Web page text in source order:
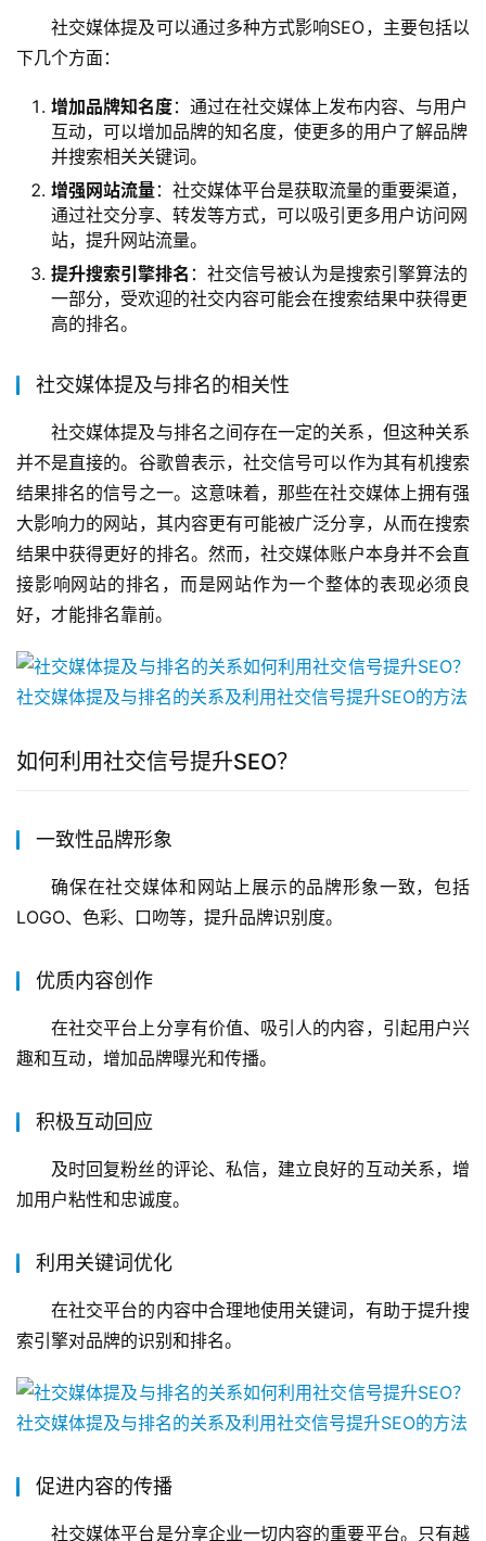
社交媒体提及可以通过多种方式影响SEO，主要包括以
下几个方面：
增加品牌知名度：通过在社交媒体上发布内容、与用户
互动，可以增加品牌的知名度，使更多的用户了解品牌
并搜索相关关键词。
增强网站流量：社交媒体平台是获取流量的重要渠道，
通过社交分享、转发等方式，可以吸引更多用户访问网
站，提升网站流量。
提升搜索引擎排名 ：社交信号被认为是搜索引擎算法的
一部分，受欢迎的社交内容可能会在搜索结果中获得更
高的排名。
社交媒体提及与排名的相关性
社交媒体提及与排名之间存在一定的关系，但这种关系
并不是直接的。谷歌曾表示，社交信号可以作为其有机搜索
结果排名的信号之一。这意味着，那些在社交媒体上拥有强
大影响力的网站，其内容更有可能被广泛分享，从而在搜索
结果中获得更好的排名。然而，社交媒体账户本身并不会直
接影响网站的排名，而是网站作为一个整体的表现必须良
好，才能排名靠前。
如何利用社交信号提升SEO？
一致性品牌形象
确保在社交媒体和网站上展示的品牌形象一致，包括
LOGO、色彩、口吻等，提升品牌识别度。
优质内容创作
在社交平台上分享有价值、吸引人的内容，引起用户兴
趣和互动，增加品牌曝光和传播。
积极互动回应
及时回复粉丝的评论、私信，建立良好的互动关系，增
加用户粘性和忠诚度。
利用关键词优化
在社交平台的内容中合理地使用关键词，有助于提升搜
索引擎对品牌的识别和排名。
促进内容的传播
社交媒体平台是分享企业一切内容的重要平台。只有越